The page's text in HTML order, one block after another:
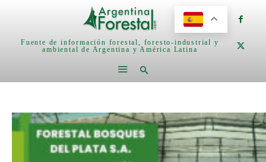
Fuente de información forestal, foresto-industrial y
ambiental de Argentina y América Latina